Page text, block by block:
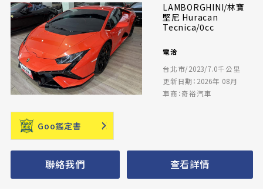
LAMBORGHINI/林寶
堅尼 Huracan
Tecnica/0cc
電洽
台北市/2023/7.0千公里
更新日期：2026年 08月
車商：奇裕汽車
Goo鑑定書
聯絡我們 查看詳情